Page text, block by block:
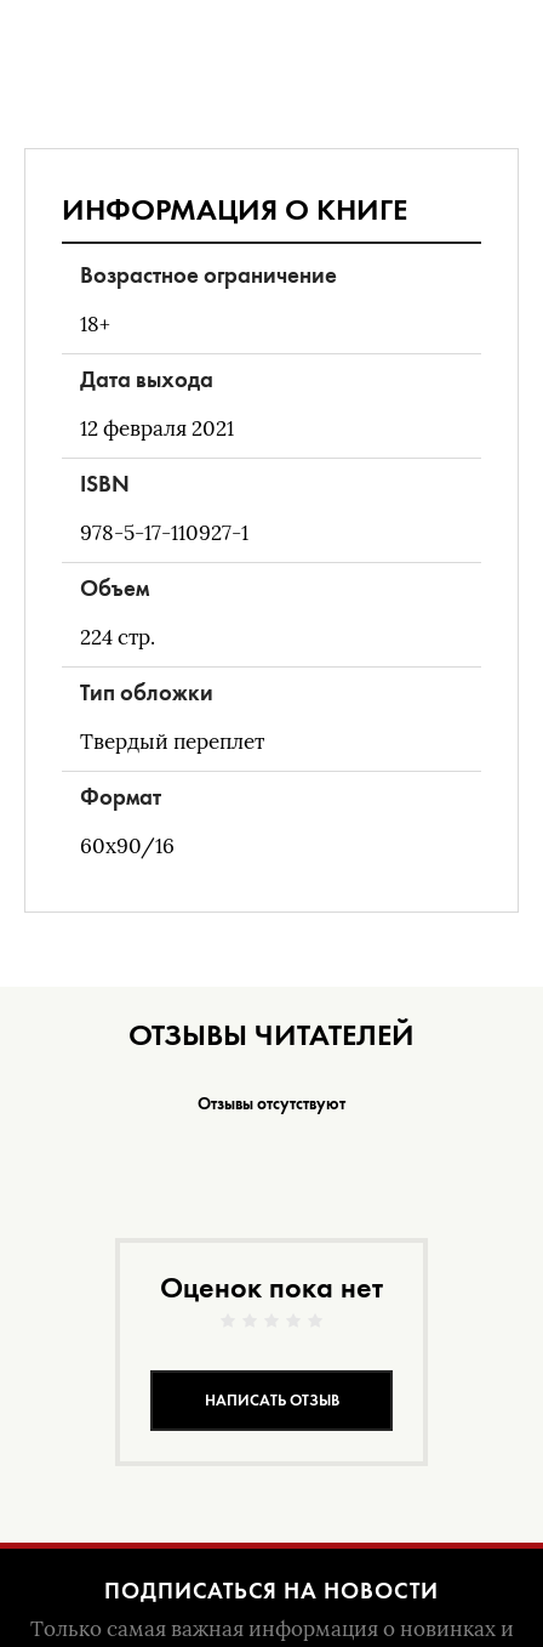
ИНФОРМАЦИЯ О КНИГЕ
Возрастное ограничение
18+
Дата выхода
12 февраля 2021
ISBN
978-5-17-110927-1
Объем
224стр.
Тип обложки
Твердый переплет
Формат
60х90/16
ОТЗЫВЫ ЧИТАТЕЛЕЙ
Отзывы отсутствуют
Оценок пока нет
НАПИСАТЬ ОТЗЫВ
ПОДПИСАТЬСЯ НА НОВОСТИ
Только самая важная информация о новинках и